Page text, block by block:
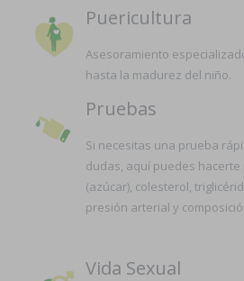
Puericultura
Asesoramiento
hasta la madurez del niño.
Pruebas
Si necesitas una prueba
dudas, aquí puedes
(azúcar), colesterol,
presión arterial y
Vida Sexual